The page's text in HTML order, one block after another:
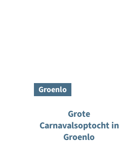
Groenlo
Grote
Carnavalsoptocht in
Groenlo